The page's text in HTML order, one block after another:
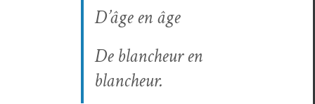
D’âge en âge
De blancheur en
blancheur.